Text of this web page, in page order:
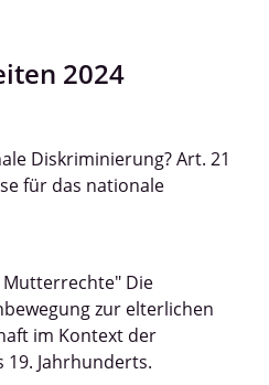
2024
Diskriminierung? Art. 21
für das nationale
Mutterrechte" Die
zur elterlichen
im Kontext der
19. Jahrhunderts.